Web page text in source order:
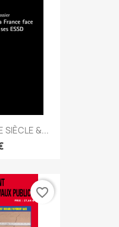
SIÈCLE &...
favorite_border